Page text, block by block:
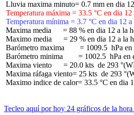
Temperatura máxima = 33.5 °C en dia
Temperatura mínima = 3.7 °C en dia 12
Maxima media      = 88 % en dia 12 a la
Maximo media      = 29 % en dia 12 a la
Barómetro maxima        = 1009.5  hPa
Barómetro minima        = 1002.5  hPa en
Maxima viento      = 20.0 kts  de 293
Maxima ráfaga viento= 25 kts  de 293
Maximo indice de calor= 33.5 °C en dia
Tecleo aquí por hoy 24 gráficos de la hora